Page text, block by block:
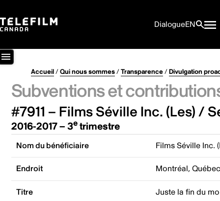
DialogueEN
Accueil/Qui nous sommes/Transparence/Divulgation
Subventions et
#7911 – Films Séville Inc. (Les) /
2016-2017 – 3etrimestre
Nom du bénéficiaire Films Séville Inc.
Endroit Montréal,
Titre Juste la fin du